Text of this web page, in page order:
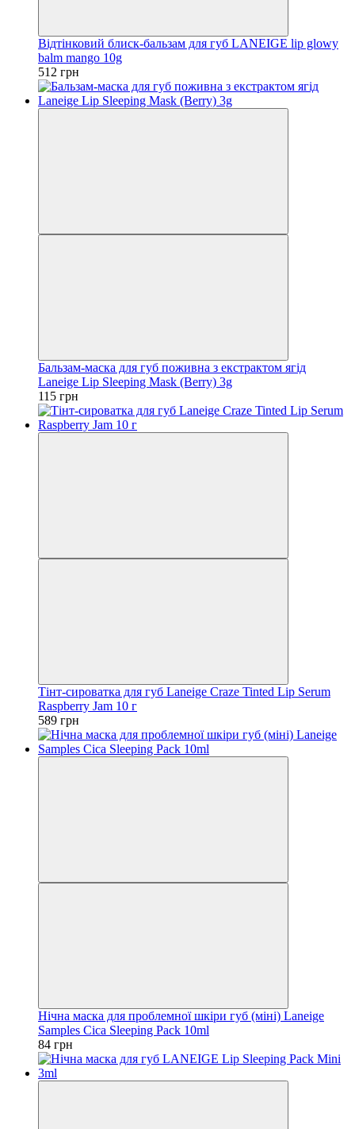
Відтінковий блиск-бальзам для губ LANEIGE lip glowy
balm mango 10g
512 грн
Бальзам-маска для губ поживна з екстрактом ягід
Laneige Lip Sleeping Mask (Berry) 3g
115 грн
Тінт-сироватка для губ Laneige Craze Tinted Lip Serum
Raspberry Jam 10 г
589 грн
Нічна маска для проблемної шкіри губ (міні) Laneige
Samples Cica Sleeping Pack 10ml
84 грн